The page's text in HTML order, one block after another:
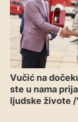
Vučić na
ste u nama
ljudske živote /